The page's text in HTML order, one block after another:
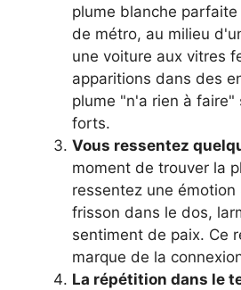
plume blanche
de métro, au milieu
une voiture aux vitres
apparitions dans des
plume "n'a rien à faire"
forts.
Vous ressentez
moment de trouver la
ressentez une émotion
frisson dans le dos,
sentiment de paix. Ce
marque de la
La répétition dans le